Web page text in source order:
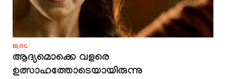
BLOG
ആദ്യമൊക്കെ വളരെ
ഉത്സാഹത്തോടെയായിരുന്നു